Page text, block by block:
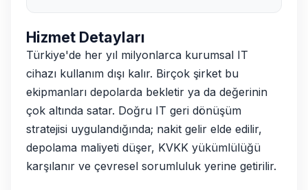
Hizmet Detayları
Türkiye'de her yıl milyonlarca kurumsal IT
cihazı kullanım dışı kalır. Birçok şirket bu
ekipmanları depolarda bekletir ya da değerinin
çok altında satar. Doğru IT geri dönüşüm
stratejisi uygulandığında; nakit gelir elde edilir,
depolama maliyeti düşer, KVKK yükümlülüğü
karşılanır ve çevresel sorumluluk yerine getirilir.